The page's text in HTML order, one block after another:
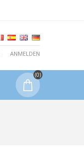
ANMELDEN
(0)